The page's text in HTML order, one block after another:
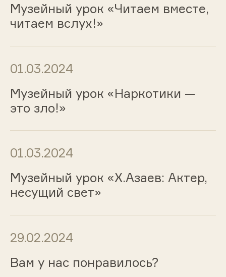
Музейный урок «Читаем вместе,
читаем вслух!»
01.03.2024
Музейный урок «Наркотики —
это зло!»
01.03.2024
Музейный урок «Х.Азаев: Актер,
несущий свет»
29.02.2024
Вам у нас понравилось?